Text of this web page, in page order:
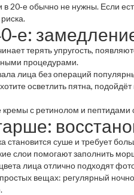
20‑е обычно не нужны. Если
терять упругость,
процедурами.
лица без операций
осветлить пятна,
кремы с ретинолом и пептидами
становится суше и требует
слои помогают заполнить
лица отлично подходят
вещах: регулярный